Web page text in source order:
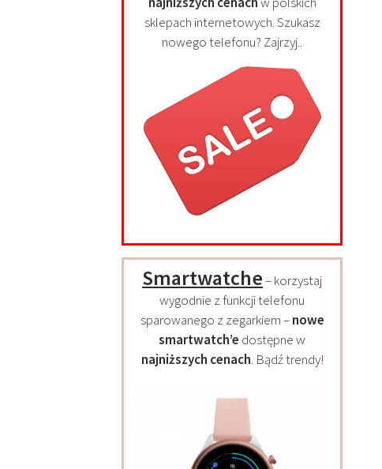
sklepach internetowych. Szukasz
nowego telefonu? Zajrzyj..
Smartwatche– korzystaj
wygodnie z funkcji telefonu
sparowanego z zegarkiem –nowe
smartwatch’e dostępne w
najniższych cenach. Bądź trendy!